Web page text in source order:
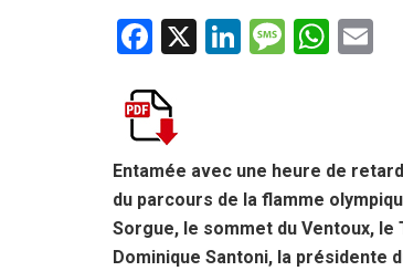
F
ce
b
o
o
k
X
Li
n
M
g
e
W
A
p
p
Entamée avec une heure de
du parcours de la flamme
Sorgue, le sommet du Ventoux, le
Dominique Santoni, la présidente